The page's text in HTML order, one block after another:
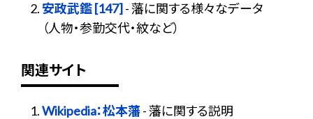
安政武鑑 [147]- 藩に関する様々なデータ
（人物・参勤交代・紋など）
関連サイト
Wikipedia：松本藩- 藩に関する説明